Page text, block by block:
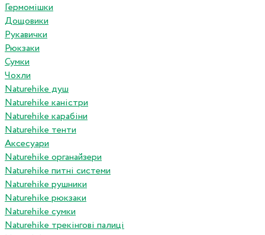
Гермомішки
Дощовики
Рукавички
Рюкзаки
Сумки
Чохли
Naturehike душ
Naturehike каністри
Naturehike карабіни
Naturehike тенти
Аксесуари
Naturehike органайзери
Naturehike питні системи
Naturehike рушники
Naturehike рюкзаки
Naturehike сумки
Naturehike трекінгові палиці